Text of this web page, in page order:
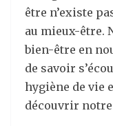
être n’existe
au mieux-être.
bien-être en
de savoir
hygiène de vie
découvrir